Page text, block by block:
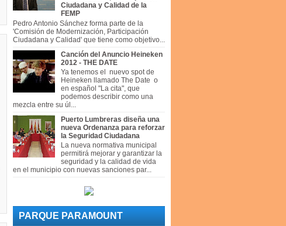
Ciudadana y Calidad de la
FEMP
Pedro Antonio Sánchez forma parte de la
'Comisión de Modernización, Participación
Ciudadana y Calidad' que tiene como objetivo...
Canción del Anuncio Heineken
2012 - THE DATE
Ya tenemos el nuevo spot de
Heineken llamado The Date o
en español "La cita", que
podemos describir como una
mezcla entre su úl...
Puerto Lumbreras diseña una
nueva Ordenanza para reforzar
la Seguridad Ciudadana
La nueva normativa municipal
permitirá mejorar y garantizar la
seguridad y la calidad de vida
en el municipio con nuevas sanciones par...
PARQUE PARAMOUNT